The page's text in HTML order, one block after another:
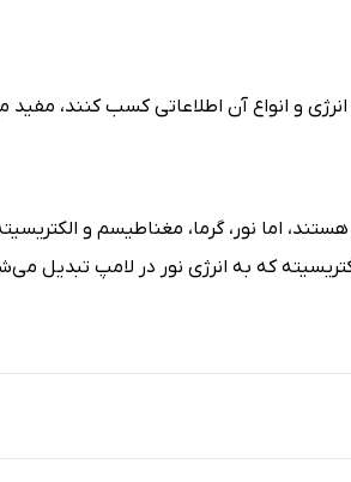
و انواع آن اطلاعاتی کسب کنند،
اما نور، گرما، مغناطیسم و الکتریسیته
که به انرژی نور در لامپ تبدیل